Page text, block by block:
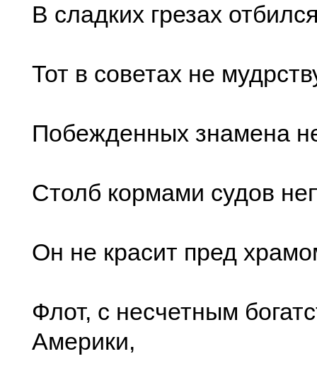
В сладких грезах
Тот в советах не
Побежденных знамена
Столб кормами судов
Он не красит пред
Флот, с несчетным
Америки,